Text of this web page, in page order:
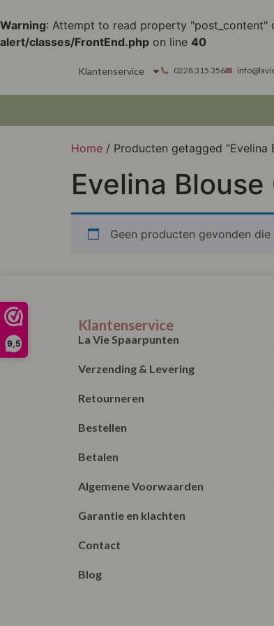
9,5
Warning: Attempt to read property "post_content"
alert/classes/FrontEnd.php on line 40
Klantenservice 0228 315 356
Home / Producten getagged “Evelina
Evelina Blouse
Geen producten gevonden
Klantenservice
La Vie Spaarpunten
Verzending & Levering
Retourneren
Bestellen
Betalen
Algemene Voorwaarden
Garantie en klachten
Contact
Blog